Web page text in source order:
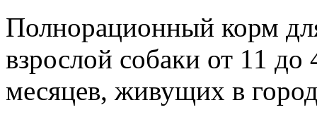
Полнорационный корм
взрослой собаки от 11 до
месяцев, живущих в